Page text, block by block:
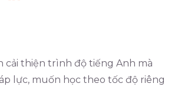
cải thiện trình độ tiếng Anh mà
lực, muốn học theo tốc độ riêng